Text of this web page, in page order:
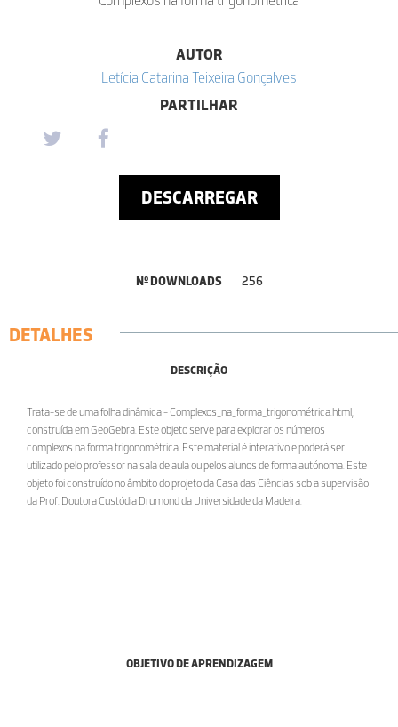
AUTOR
Letícia Catarina Teixeira Gonçalves
PARTILHAR
DESCARREGAR
Nº DOWNLOADS 256
DETALHES
DESCRIÇÃO
Trata-se de uma folha dinâmica - Complexos_na_forma_trigonométrica.html,
construída em GeoGebra. Este objeto serve para explorar os números
complexos na forma trigonométrica. Este material é interativo e poderá ser
utilizado pelo professor na sala de aula ou pelos alunos de forma autónoma. Este
objeto foi construído no âmbito do projeto da Casa das Ciências sob a supervisão
da Prof. Doutora Custódia Drumond da Universidade da Madeira.
OBJETIVO DE APRENDIZAGEM